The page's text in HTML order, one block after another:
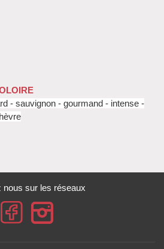
- sauvignon - gourmand - intense -
nous sur les réseaux